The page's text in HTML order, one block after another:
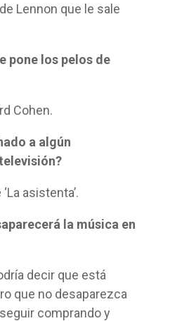
Lennon que le sale
pone los pelos de
Cohen.
a algún
asistenta’.
la música en
decir que está
que no desaparezca
comprando y